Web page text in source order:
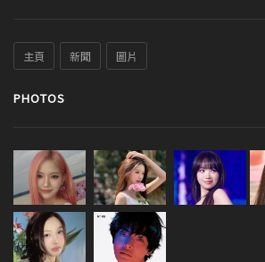
主頁 新聞 圖片
PHOTOS